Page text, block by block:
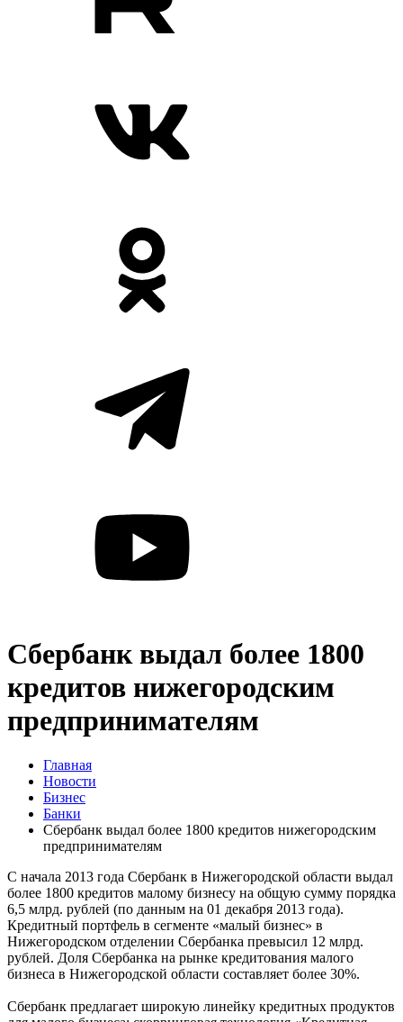
Сбербанк выдал более 1800
кредитов нижегородским
предпринимателям
Главная
Новости
Бизнес
Банки
Сбербанк выдал более 1800 кредитов нижегородским
предпринимателям
С начала 2013 года Сбербанк в Нижегородской области выдал
более 1800 кредитов малому бизнесу на общую сумму порядка
6,5 млрд. рублей (по данным на 01 декабря 2013 года).
Кредитный портфель в сегменте «малый бизнес» в
Нижегородском отделении Сбербанка превысил 12 млрд.
рублей. Доля Сбербанка на рынке кредитования малого
бизнеса в Нижегородской области составляет более 30%.
Сбербанк предлагает широкую линейку кредитных продуктов